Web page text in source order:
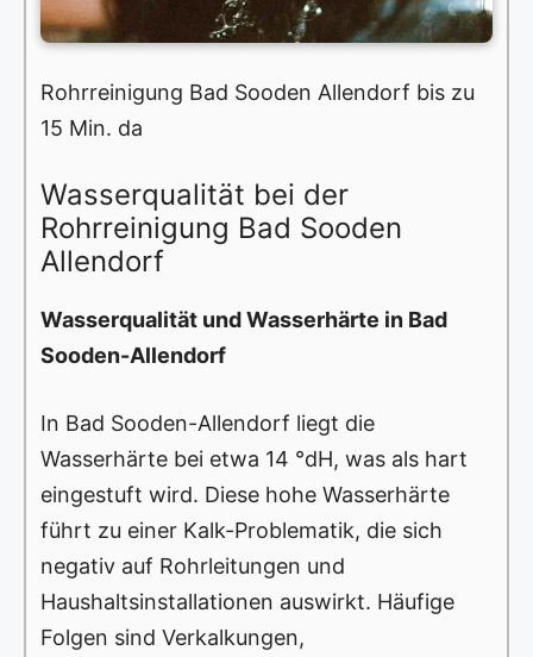
Rohrreinigung Bad Sooden Allendorf bis zu
15 Min. da
Wasserqualität bei der
Rohrreinigung Bad Sooden
Allendorf
Wasserqualität und Wasserhärte in Bad
Sooden-Allendorf
In Bad Sooden-Allendorf liegt die
Wasserhärte bei etwa 14 °dH, was als hart
eingestuft wird. Diese hohe Wasserhärte
führt zu einer Kalk-Problematik, die sich
negativ auf Rohrleitungen und
Haushaltsinstallationen auswirkt. Häufige
Folgen sind Verkalkungen,